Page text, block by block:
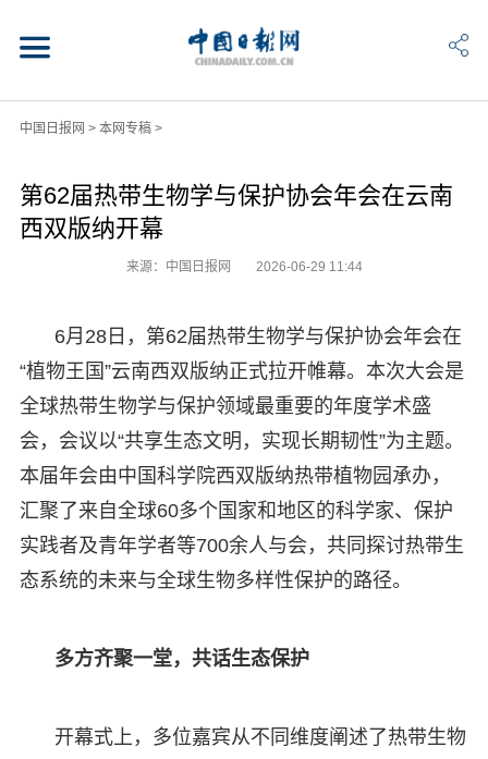
中国日报网 > 本网专稿>
第62届热带生物学与保护协会年会在云南
西双版纳开幕
来源：中国日报网 2026-06-29 11:44
6月28日，第62届热带生物学与保护协会年会在
“植物王国”云南西双版纳正式拉开帷幕。本次大会是
全球热带生物学与保护领域最重要的年度学术盛
会，会议以“共享生态文明，实现长期韧性”为主题。
本届年会由中国科学院西双版纳热带植物园承办，
汇聚了来自全球60多个国家和地区的科学家、保护
实践者及青年学者等700余人与会，共同探讨热带生
态系统的未来与全球生物多样性保护的路径。
多方齐聚一堂，共话生态保护
开幕式上，多位嘉宾从不同维度阐述了热带生物